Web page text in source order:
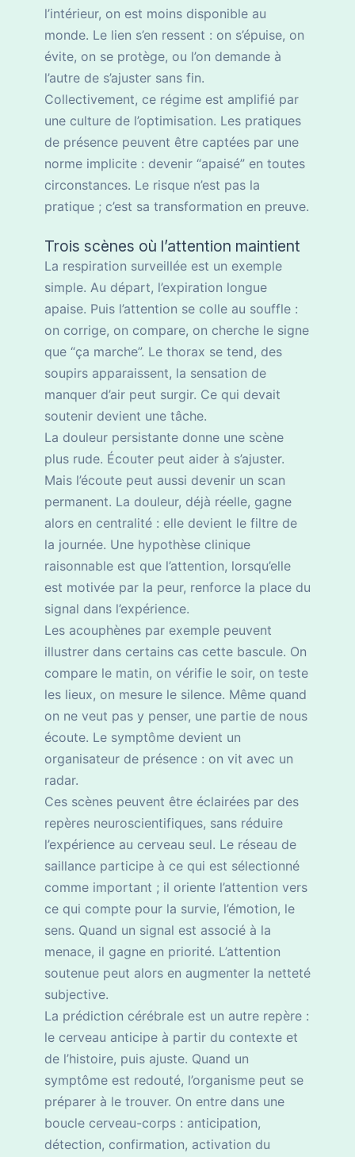
l’intérieur, on est moins disponible au
monde. Le lien s’en ressent : on s’épuise, on
évite, on se protège, ou l’on demande à
l’autre de s’ajuster sans fin.
Collectivement, ce régime est amplifié par
une culture de l’optimisation. Les pratiques
de présence peuvent être captées par une
norme implicite : devenir “apaisé” en toutes
circonstances. Le risque n’est pas la
pratique ; c’est sa transformation en preuve.
Trois scènes où l’attention maintient
La respiration surveillée est un exemple
simple. Au départ, l’expiration longue
apaise. Puis l’attention se colle au souffle :
on corrige, on compare, on cherche le signe
que “ça marche”. Le thorax se tend, des
soupirs apparaissent, la sensation de
manquer d’air peut surgir. Ce qui devait
soutenir devient une tâche.
La douleur persistante donne une scène
plus rude. Écouter peut aider à s’ajuster.
Mais l’écoute peut aussi devenir un scan
permanent. La douleur, déjà réelle, gagne
alors en centralité : elle devient le filtre de
la journée. Une hypothèse clinique
raisonnable est que l’attention, lorsqu’elle
est motivée par la peur, renforce la place du
signal dans l’expérience.
Les acouphènes par exemple peuvent
illustrer dans certains cas cette bascule. On
compare le matin, on vérifie le soir, on teste
les lieux, on mesure le silence. Même quand
on ne veut pas y penser, une partie de nous
écoute. Le symptôme devient un
organisateur de présence : on vit avec un
radar.
Ces scènes peuvent être éclairées par des
repères neuroscientifiques, sans réduire
l’expérience au cerveau seul. Le réseau de
saillance participe à ce qui est sélectionné
comme important ; il oriente l’attention vers
ce qui compte pour la survie, l’émotion, le
sens. Quand un signal est associé à la
menace, il gagne en priorité. L’attention
soutenue peut alors en augmenter la netteté
subjective.
La prédiction cérébrale est un autre repère :
le cerveau anticipe à partir du contexte et
de l’histoire, puis ajuste. Quand un
symptôme est redouté, l’organisme peut se
préparer à le trouver. On entre dans une
boucle cerveau-corps : anticipation,
détection, confirmation, activation du